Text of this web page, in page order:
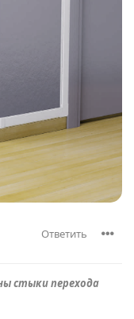
Ответить
стыки перехода